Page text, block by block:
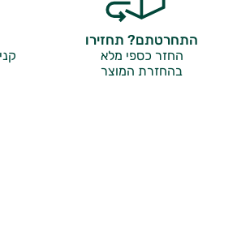
התחרטתם? תחזירו
החזר כספי מלא
בהחזרת המוצר